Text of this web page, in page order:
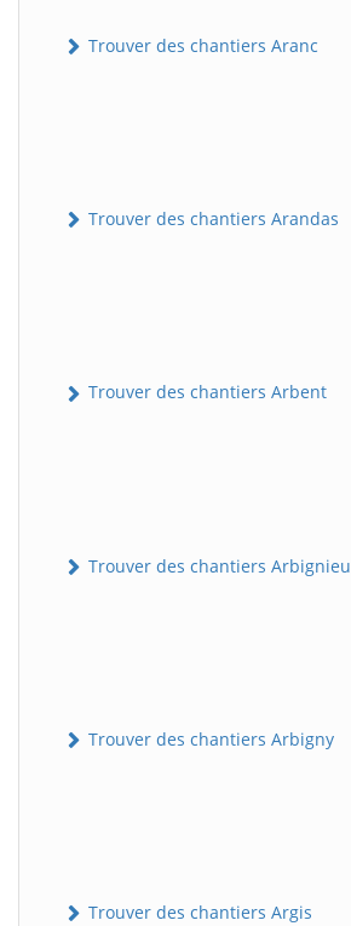
Trouver des chantiers Aranc
Trouver des chantiers Arandas
Trouver des chantiers Arbent
Trouver des chantiers Arbignieu
Trouver des chantiers Arbigny
Trouver des chantiers Argis